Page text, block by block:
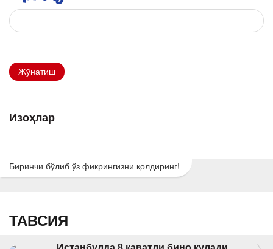
Жўнатиш
Изоҳлар
Биринчи бўлиб ўз фикрингизни қолдиринг!
ТАВСИЯ